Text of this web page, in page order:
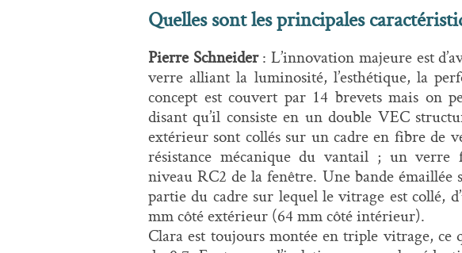
Quelles sont les principales
Pierre Schneider: L’innovation majeure est
verre alliant la luminosité, l’esthétique, la
concept est couvert par 14 brevets mais on
disant qu’il consiste en un double VEC
extérieur sont collés sur un cadre en fibre de
résistance mécanique du vantail ; un
niveau RC2 de la fenêtre. Une bande
partie du cadre sur lequel le vitrage est collé,
mm côté extérieur (64 mm côté intérieur).
Clara est toujours montée en triple vitrage, ce